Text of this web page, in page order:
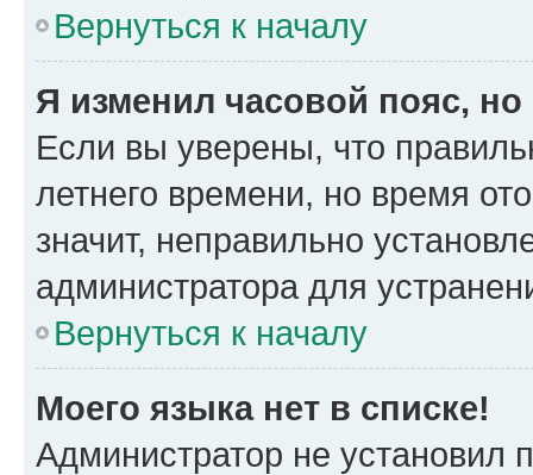
Вернуться к началу
Я изменил часовой пояс,
Если вы уверены, что
летнего времени, но время
значит, неправильно
администратора для
Вернуться к началу
Моего языка нет в списке!
Администратор не установил